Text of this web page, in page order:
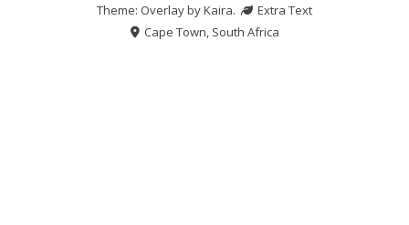
Theme: Overlay byKaira.
Extra Text
Cape Town, South Africa